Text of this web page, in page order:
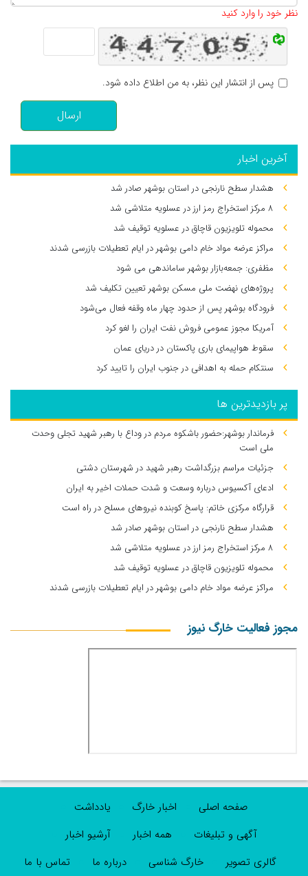
نظر خود را وارد کنید
پس از انتشار این نظر، به من اطلاع داده شود.
ارسال
آخرین اخبار
هشدار سطح نارنجی در استان بوشهر صادر شد
۸ مرکز استخراج رمز ارز در عسلویه متلاشی شد
محموله تلویزیون قاچاق در عسلویه توقیف شد
مراکز عرضه مواد خام دامی بوشهر در ایام تعطیلات بازرسی شدند
مظفری: جمعه‌بازار بوشهر ساماندهی می‌ شود
پروژه‌های نهضت ملی مسکن بوشهر تعیین تکلیف شد
فرودگاه بوشهر پس از حدود چهار ماه وقفه فعال می‌شود
آمریکا مجوز عمومی فروش نفت ایران را لغو کرد
سقوط هواپیمای باری پاکستان در دریای عمان
سنتکام حمله به اهدافی در جنوب ایران را تایید کرد
پر بازدیدترین ها
فرماندار بوشهر:حضور باشکوه مردم در وداع با رهبر شهید تجلی وحدت
ملی است
جزئیات مراسم بزرگداشت رهبر شهید در شهرستان دشتی
ادعای آکسیوس درباره وسعت و شدت حملات اخیر به ایران
قرارگاه مرکزی خاتم: پاسخ کوبنده نیروهای مسلح در راه است
هشدار سطح نارنجی در استان بوشهر صادر شد
۸ مرکز استخراج رمز ارز در عسلویه متلاشی شد
محموله تلویزیون قاچاق در عسلویه توقیف شد
مراکز عرضه مواد خام دامی بوشهر در ایام تعطیلات بازرسی شدند
مجوز فعالیت خارگ نیوز
صفحه اصلی اخبار خارگ
یادداشت
آگهی و تبلیغات
همه اخبار
آرشیو اخبار
گالری تصویر
خارگ شناسی درباره ما تماس با ما